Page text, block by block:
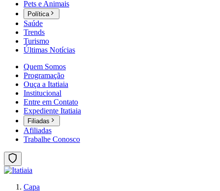
Pets e Animais
Política
Saúde
Trends
Turismo
Últimas Notícias
Quem Somos
Programação
Ouça a Itatiaia
Institucional
Entre em Contato
Expediente Itatiaia
Filiadas
Afiliadas
Trabalhe Conosco
Capa